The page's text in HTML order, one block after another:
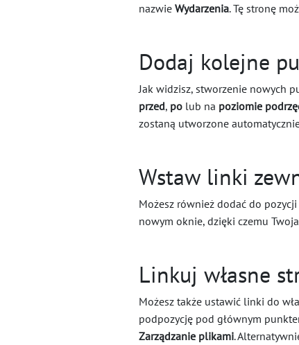
nazwie Wydarzenia. Tę stronę
Dodaj kolejne
Jak widzisz, stworzenie nowych
przed, po lub na poziomie
zostaną utworzone
Wstaw linki
Możesz również dodać do
nowym oknie, dzięki czemu
Linkuj własne
Możesz także ustawić linki do
podpozycję pod głównym
Zarządzanie plikami.